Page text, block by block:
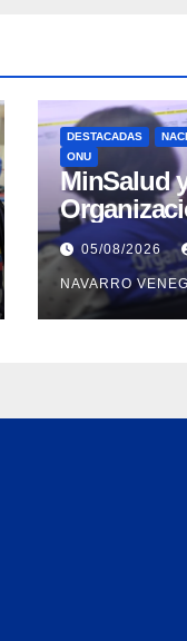
DESTACADAS
ONU
MinSalud
de la
propuesta
integral en
agua
05/08/2026
NAVARRO